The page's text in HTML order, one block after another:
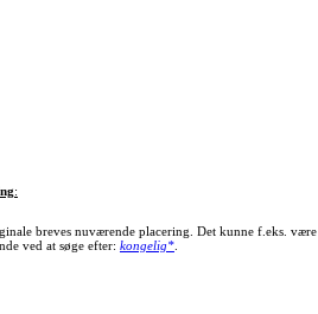
:
breves nuværende placering. Det kunne f.eks. være
ved at søge efter: kongelig*.